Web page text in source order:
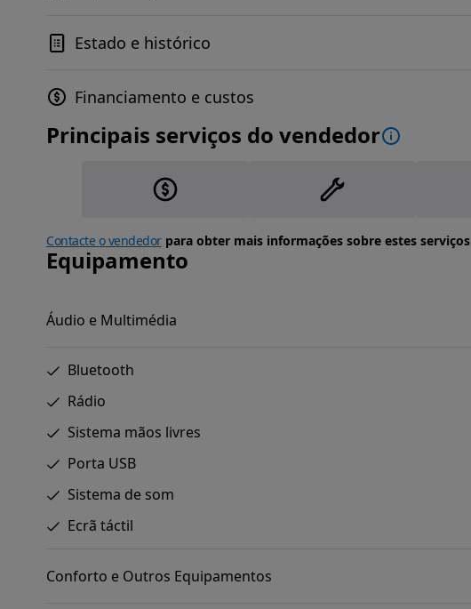
Estado e histórico
Financiamento e custos
Principais serviços do vendedor
Contacte o vendedorpara obter mais informações sobre estes serviços
Equipamento
Áudio e Multimédia
Bluetooth
Rádio
Sistema mãos livres
Porta USB
Sistema de som
Ecrã táctil
Conforto e Outros Equipamentos